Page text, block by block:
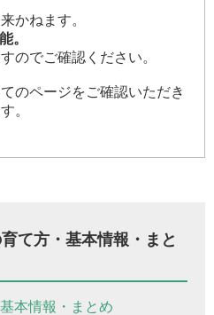
かねます。
。
のでご確認ください。
のページをご確認いただき
。
て方・基本情報・まと
本情報・まとめ